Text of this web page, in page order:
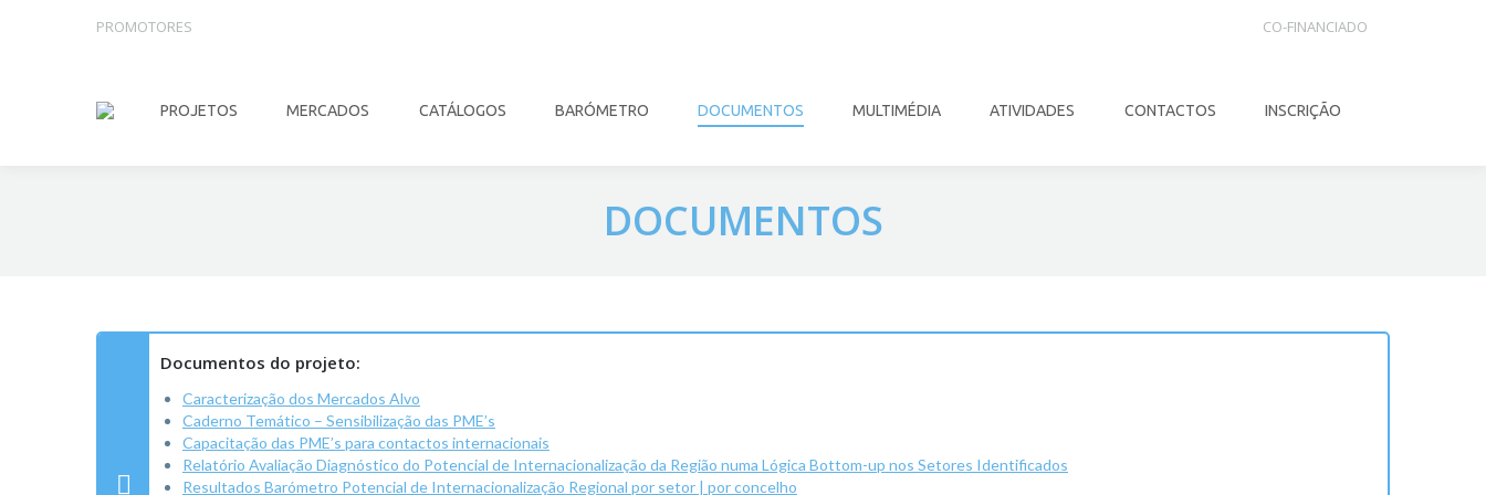
PROMOTORES CO-FINANCIADO
PROJETOS MERCADOS CATÁLOGOS BARÓMETRO DOCUMENTOS MULTIMÉDIA ATIVIDADES CONTACTOS INSCRIÇÃO
DOCUMENTOS
Documentos do projeto:
Caracterização dos Mercados Alvo
Caderno Temático – Sensibilização das PME’s
Capacitação das PME’s para contactos internacionais
Relatório Avaliação Diagnóstico do Potencial de Internacionalização da Região numa Lógica Bottom-up nos Setores Identificados
Resultados Barómetro Potencial de Internacionalização Regional por setor | por concelho